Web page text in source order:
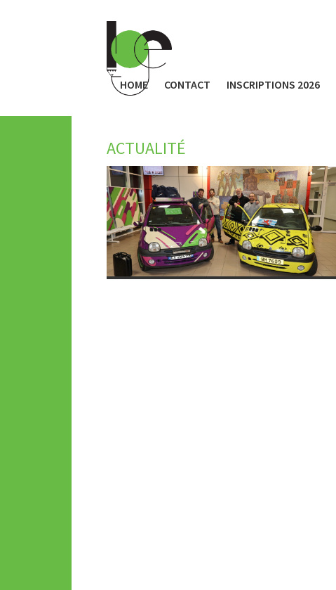
HOME CONTACT INSCRIPTIONS 2026
ACTUALITÉ